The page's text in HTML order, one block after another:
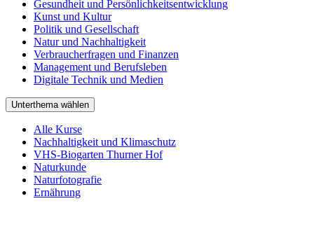
Gesundheit und Persönlichkeitsentwicklung
Kunst und Kultur
Politik und Gesellschaft
Natur und Nachhaltigkeit
Verbraucherfragen und Finanzen
Management und Berufsleben
Digitale Technik und Medien
Unterthema wählen
Alle Kurse
Nachhaltigkeit und Klimaschutz
VHS-Biogarten Thurner Hof
Naturkunde
Naturfotografie
Ernährung